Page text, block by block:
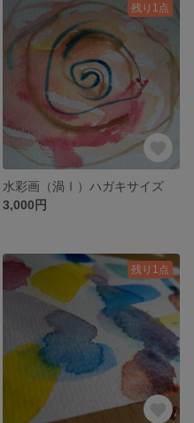
残り1点
水彩画（渦Ⅰ）ハガキサイズ
3,000円
残り1点